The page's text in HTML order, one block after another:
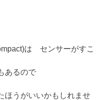
は センサーがすこ
あるので
ほうがいいかもしれませ